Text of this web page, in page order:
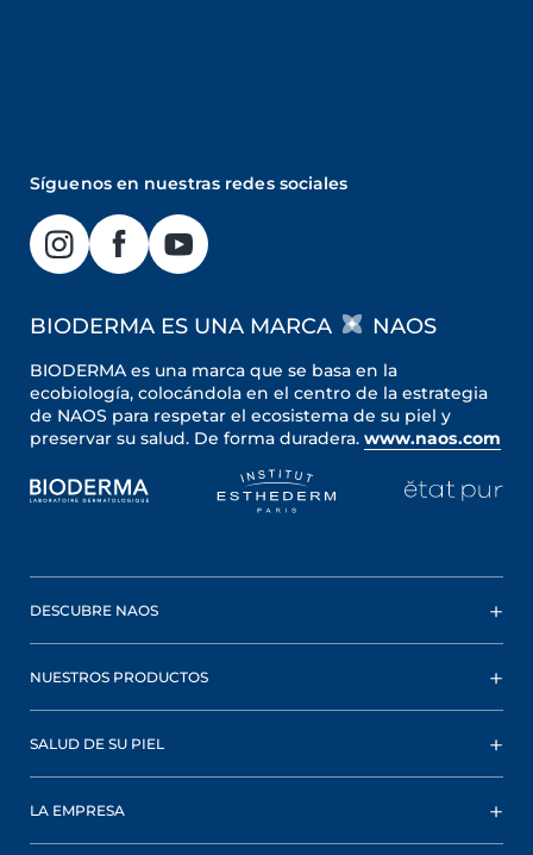
Síguenos en nuestras redes sociales
BIODERMA ES UNA MARCA NAOS
BIODERMA es una marca que se basa en la
ecobiología, colocándola en el centro de la estrategia
de NAOS para respetar el ecosistema de su piel y
preservar su salud. De forma duradera. www.naos.com
DESCUBRE NAOS
NUESTROS PRODUCTOS
SALUD DE SU PIEL
LA EMPRESA